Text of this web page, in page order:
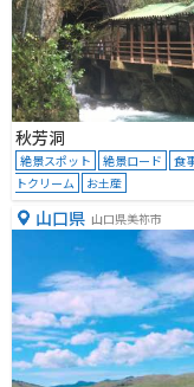
秋芳洞
絶景スポット 絶景ロード 食
トクリーム
お土産
山口県 山口県美祢市